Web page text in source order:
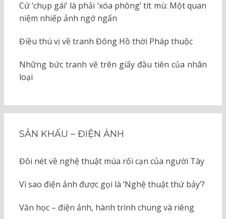
Cứ ‘chụp gái’ là phải ‘xóa phông’ tít mù: Một quan
niệm nhiếp ảnh ngớ ngẩn
Điều thú vị về tranh Đông Hồ thời Pháp thuộc
Những bức tranh vẽ trên giấy đầu tiên của nhân
loại
SÂN KHẤU – ĐIỆN ẢNH
Đôi nét về nghệ thuật múa rối cạn của người Tày
Vì sao điện ảnh được gọi là ‘Nghệ thuật thứ bảy’?
Văn học – điện ảnh, hành trình chung và riêng